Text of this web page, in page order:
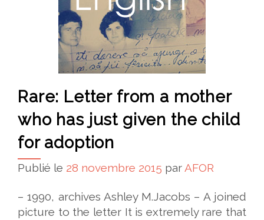
Rare: Letter from a mother
who has just given the child
for adoption
Publié le 28 novembre 2015 par AFOR
– 1990, archives Ashley M.Jacobs – A joined
picture to the letter It is extremely rare that